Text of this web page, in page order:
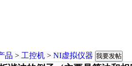
品 > 工控机 > NI虚拟仪器 我要发帖